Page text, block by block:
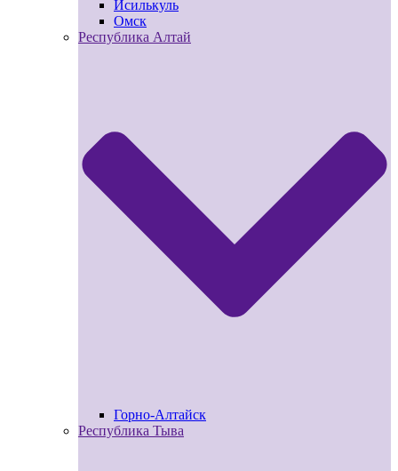
Исилькуль
Омск
Республика Алтай
Горно-Алтайск
Республика Тыва